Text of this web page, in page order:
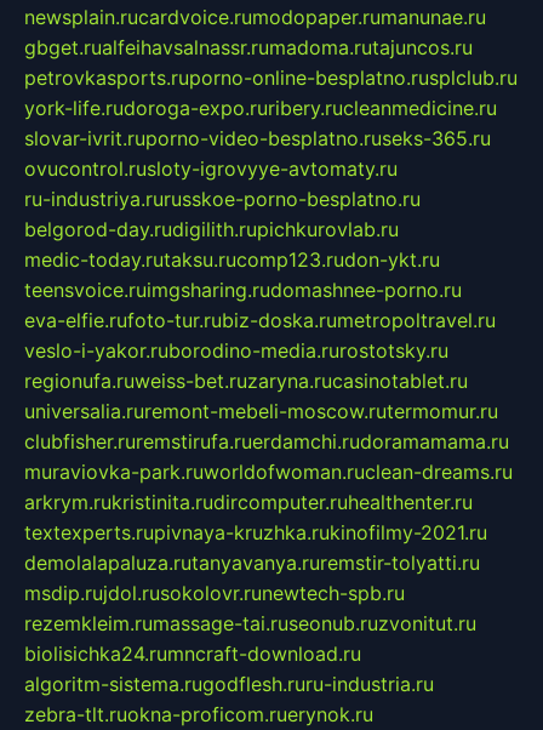
newsplain.rucardvoice.rumodopaper.rumanunae.ru
gbget.rualfeihavsalnassr.rumadoma.rutajuncos.ru
petrovkasports.ruporno-online-besplatno.rusplclub.ru
york-life.rudoroga-expo.ruribery.rucleanmedicine.ru
slovar-ivrit.ruporno-video-besplatno.ruseks-365.ru
ovucontrol.rusloty-igrovyye-avtomaty.ru
ru-industriya.rurusskoe-porno-besplatno.ru
belgorod-day.rudigilith.rupichkurovlab.ru
medic-today.rutaksu.rucomp123.rudon-ykt.ru
teensvoice.ruimgsharing.rudomashnee-porno.ru
eva-elfie.rufoto-tur.rubiz-doska.rumetropoltravel.ru
veslo-i-yakor.ruborodino-media.rurostotsky.ru
regionufa.ruweiss-bet.ruzaryna.rucasinotablet.ru
universalia.ruremont-mebeli-moscow.rutermomur.ru
clubfisher.ruremstirufa.ruerdamchi.rudoramamama.ru
muraviovka-park.ruworldofwoman.ruclean-dreams.ru
arkrym.rukristinita.rudircomputer.ruhealthenter.ru
textexperts.rupivnaya-kruzhka.rukinofilmy-2021.ru
demolalapaluza.rutanyavanya.ruremstir-tolyatti.ru
msdip.rujdol.rusokolovr.runewtech-spb.ru
rezemkleim.rumassage-tai.ruseonub.ruzvonitut.ru
biolisichka24.rumncraft-download.ru
algoritm-sistema.rugodflesh.ruru-industria.ru
zebra-tlt.ruokna-proficom.ruerynok.ru